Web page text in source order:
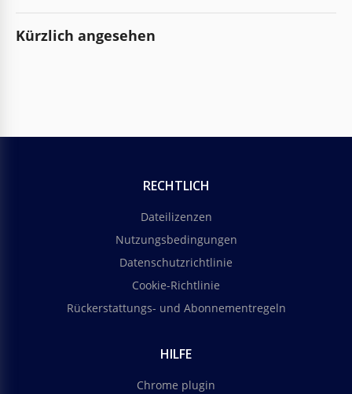
Kürzlich angesehen
RECHTLICH
Dateilizenzen
Nutzungsbedingungen
Datenschutzrichtlinie
Cookie-Richtlinie
Rückerstattungs- und Abonnementregeln
HILFE
Chrome plugin